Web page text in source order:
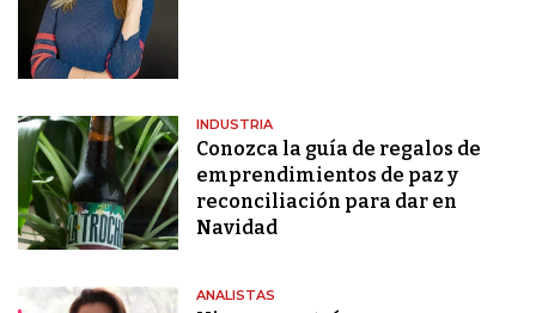
INDUSTRIA
Conozca la guía de regalos de
emprendimientos de paz y
reconciliación para dar en
Navidad
ANALISTAS